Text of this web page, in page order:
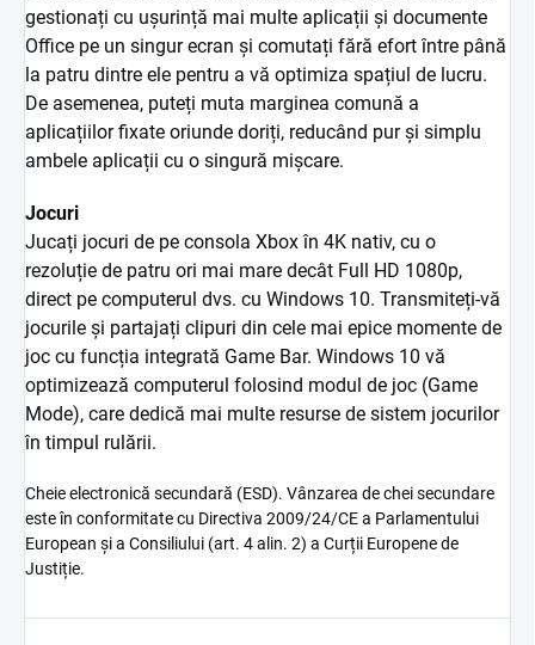
gestionați cu ușurință mai multe aplicații și documente
Office pe un singur ecran și comutați fără efort între până
la patru dintre ele pentru a vă optimiza spațiul de lucru.
De asemenea, puteți muta marginea comună a
aplicațiilor fixate oriunde doriți, reducând pur și simplu
ambele aplicații cu o singură mișcare.
Jocuri
Jucați jocuri de pe consola Xbox în 4K nativ, cu o
rezoluție de patru ori mai mare decât Full HD 1080p,
direct pe computerul dvs. cu Windows 10. Transmiteți-vă
jocurile și partajați clipuri din cele mai epice momente de
joc cu funcția integrată Game Bar. Windows 10 vă
optimizează computerul folosind modul de joc (Game
Mode), care dedică mai multe resurse de sistem jocurilor
în timpul rulării.
Cheie electronică secundară (ESD). Vânzarea de chei secundare
este în conformitate cu Directiva 2009/24/CE a Parlamentului
European și a Consiliului (art. 4 alin. 2) a Curții Europene de
Justiție.